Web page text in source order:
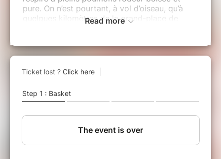
pure. On n’est pourtant, à vol d’oiseau, qu’à
quelques kilomètres de la grand-place de
campagne au cœur de la ville, c’est ce qui
attire de nombreux Bruxellois à flâner sur les
sentiers de cette forêt si proche.
Parcours: Hippodrome - Arboretum - Maison
et ancien hippodrome - Réserve forestière.
fonction de la météo)
Guide: Joyce M
Possibilité d'accès aux toilettes et boissons
chaudes, soupe etc (en extérieur) en fin de
Read more